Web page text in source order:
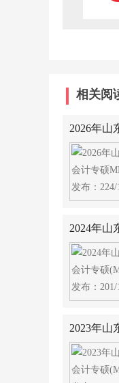
相关阅
2026年山
2024年山
2023年山